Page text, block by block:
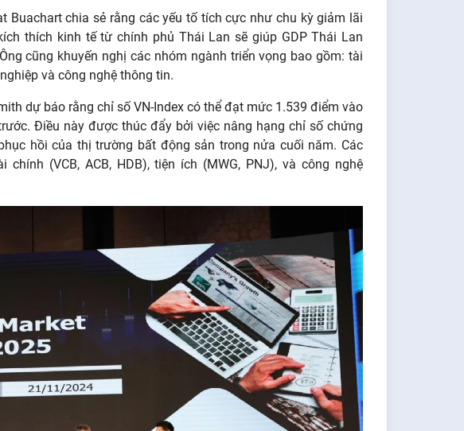
Buachart chia sẻ rằng các yếu tố tích cực như chu kỳ giảm lãi
thích kinh tế từ chính phủ Thái Lan sẽ giúp GDP Thái Lan
cũng khuyến nghị các nhóm ngành triển vọng bao gồm: tài
và công nghệ thông tin.
dự báo rằng chỉ số VN-Index có thể đạt mức 1.539 điểm vào
Điều này được thúc đẩy bởi việc nâng hạng chỉ số chứng
hồi của thị trường bất động sản trong nửa cuối năm. Các
(VCB, ACB, HDB), tiện ích (MWG, PNJ), và công nghệ